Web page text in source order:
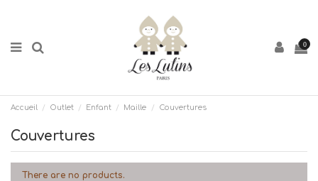
0
Accueil Outlet Enfant Maille Couvertures
Couvertures
There are no products.